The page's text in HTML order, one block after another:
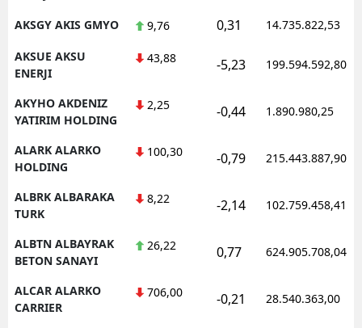
AKSGY AKIS GMYO
9,76 0,31 14.735.822,53
AKSUE AKSU
ENERJI
43,88 -5,23 199.594.592,80
AKYHO AKDENIZ
YATIRIM HOLDING
2,25 -0,44 1.890.980,25
ALARK ALARKO
HOLDING
100,30 -0,79 215.443.887,90
ALBRK ALBARAKA
TURK
8,22 -2,14 102.759.458,41
ALBTN ALBAYRAK
BETON SANAYI
26,22 0,77 624.905.708,04
ALCAR ALARKO
CARRIER
706,00 -0,21 28.540.363,00